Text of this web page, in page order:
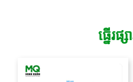
ធ្នើរផ្